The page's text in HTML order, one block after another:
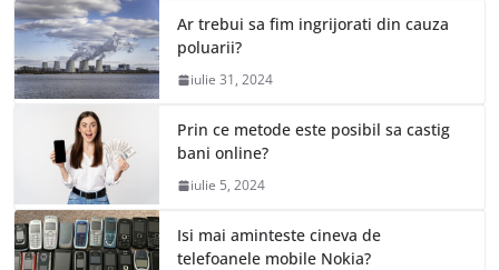
Ar trebui sa fim ingrijorati din cauza
poluarii?
iulie 31, 2024
Prin ce metode este posibil sa castig
bani online?
iulie 5, 2024
Isi mai aminteste cineva de
telefoanele mobile Nokia?